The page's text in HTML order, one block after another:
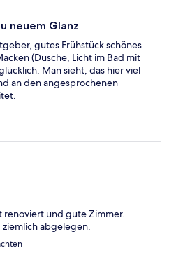
neuem Glanz
gutes Frühstück schönes
(Dusche, Licht im Bad mit
Man sieht, das hier viel
an den angesprochenen
renoviert und gute Zimmer.
ziemlich abgelegen.